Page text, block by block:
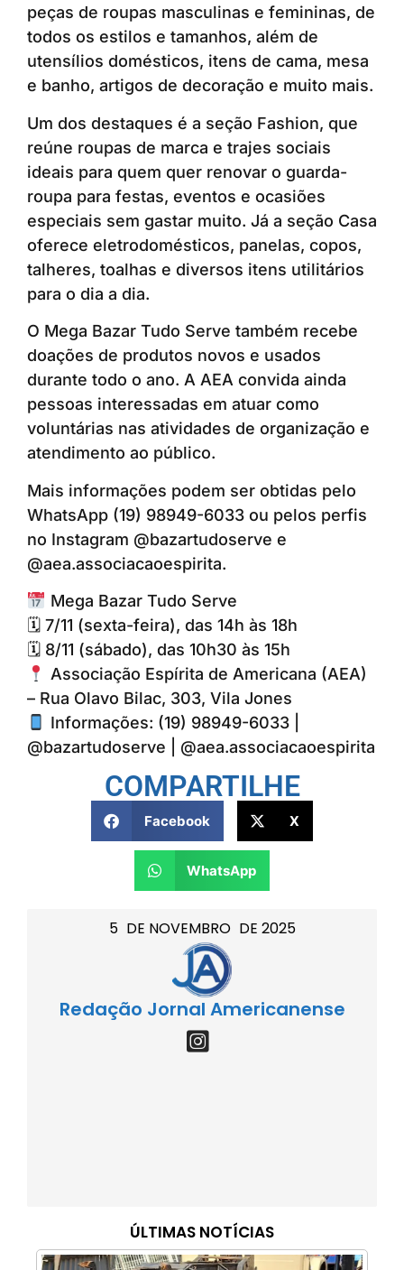
5 DE NOVEMBRO DE 2025
Redação Jornal Americanense
ÚLTIMAS NOTÍCIAS
peças de roupas masculinas e femininas, de
todos os estilos e tamanhos, além de
utensílios domésticos, itens de cama, mesa
e banho, artigos de decoração e muito mais.
Um dos destaques é a seção Fashion, que
reúne roupas de marca e trajes sociais
ideais para quem quer renovar o guarda-
roupa para festas, eventos e ocasiões
especiais sem gastar muito. Já a seção Casa
oferece eletrodomésticos, panelas, copos,
talheres, toalhas e diversos itens utilitários
para o dia a dia.
O Mega Bazar Tudo Serve também recebe
doações de produtos novos e usados
durante todo o ano. A AEA convida ainda
pessoas interessadas em atuar como
voluntárias nas atividades de organização e
atendimento ao público.
Mais informações podem ser obtidas pelo
WhatsApp (19) 98949-6033 ou pelos perfis
no Instagram @bazartudoserve e
@aea.associacaoespirita.
Mega Bazar Tudo Serve
🗓 7/11 (sexta-feira), das 14h às 18h
🗓 8/11 (sábado), das 10h30 às 15h
Associação Espírita de Americana (AEA)
– Rua Olavo Bilac, 303, Vila Jones
Informações: (19) 98949-6033 |
@bazartudoserve | @aea.associacaoespirita
COMPARTILHE
Facebook X
WhatsApp